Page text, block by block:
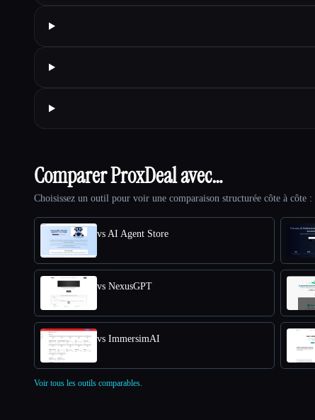
Comparer ProxDeal avec…
Choisissez un outil pour voir une comparaison structurée côte à côte
vs AI Agent Store
vs NexusGPT
vs ImmersimAI
Voir tous les outils comparables.